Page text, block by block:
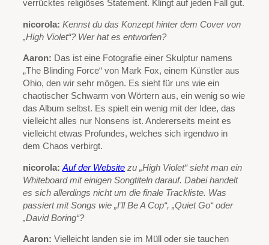
verrücktes religiöses Statement. Klingt auf jeden Fall gut.
nicorola: Kennst du das Konzept hinter dem Cover von
„High Violet“? Wer hat es entworfen?
Aaron: Das ist eine Fotografie einer Skulptur namens
„The Blinding Force“ von Mark Fox, einem Künstler aus
Ohio, den wir sehr mögen. Es sieht für uns wie ein
chaotischer Schwarm von Wörtern aus, ein wenig so wie
das Album selbst. Es spielt ein wenig mit der Idee, das
vielleicht alles nur Nonsens ist. Andererseits meint es
vielleicht etwas Profundes, welches sich irgendwo in
dem Chaos verbirgt.
nicorola: Auf der Website zu „High Violet“ sieht man ein
Whiteboard mit einigen Songtiteln darauf. Dabei handelt
es sich allerdings nicht um die finale Trackliste. Was
passiert mit Songs wie „I’ll Be A Cop“, „Quiet Go“ oder
„David Boring“?
Aaron: Vielleicht landen sie im Müll oder sie tauchen